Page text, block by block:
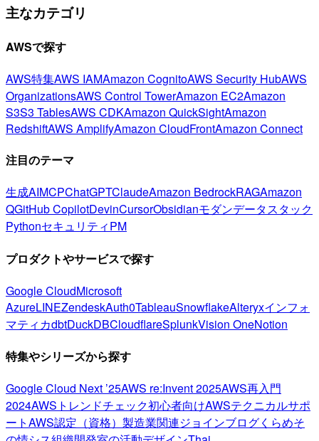
主なカテゴリ
AWSで探す
AWS特集AWS IAMAmazon CognitoAWS Security HubAWS
OrganizationsAWS Control TowerAmazon EC2Amazon
S3S3 TablesAWS CDKAmazon QuickSightAmazon
RedshiftAWS AmplifyAmazon CloudFrontAmazon Connect
注目のテーマ
生成AIMCPChatGPTClaudeAmazon BedrockRAGAmazon
QGitHub CopilotDevinCursorObsidianモダンデータスタック
PythonセキュリティPM
プロダクトやサービスで探す
Google CloudMicrosoft
AzureLINEZendeskAuth0TableauSnowflakeAlteryxインフォ
マティカdbtDuckDBCloudflareSplunkVision OneNotion
特集やシリーズから探す
Google Cloud Next ’25AWS re:Invent 2025AWS再入門
2024AWSトレンドチェック初心者向けAWSテクニカルサポ
ートAWS認定（資格） 製造業関連ジョインブログくらめそ